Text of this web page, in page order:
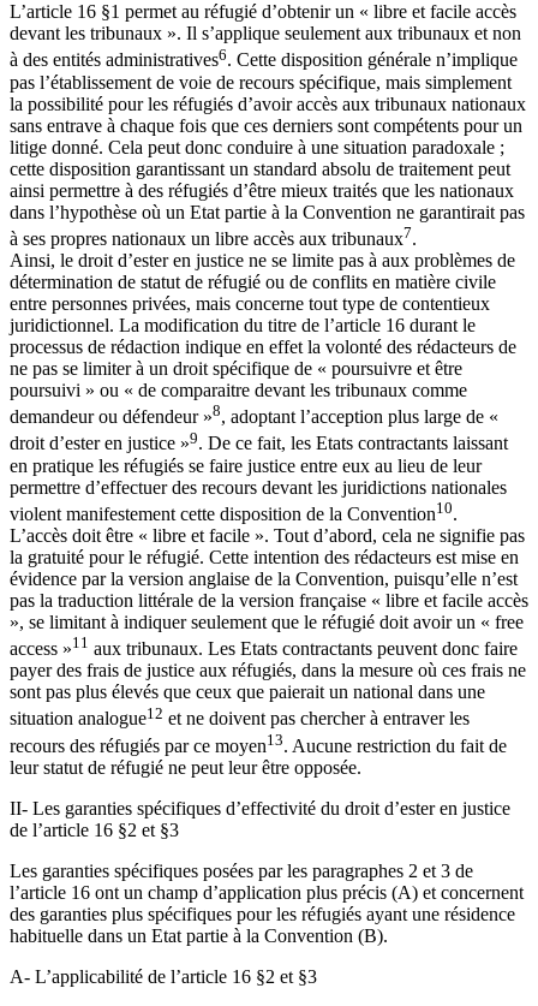
L’article 16 §1 permet au réfugié d’obtenir un « libre et facile accès
devant les tribunaux ». Il s’applique seulement aux tribunaux et non
à des entités administratives6. Cette disposition générale n’implique
pas l’établissement de voie de recours spécifique, mais simplement
la possibilité pour les réfugiés d’avoir accès aux tribunaux nationaux
sans entrave à chaque fois que ces derniers sont compétents pour un
litige donné. Cela peut donc conduire à une situation paradoxale ;
cette disposition garantissant un standard absolu de traitement peut
ainsi permettre à des réfugiés d’être mieux traités que les nationaux
dans l’hypothèse où un Etat partie à la Convention ne garantirait pas
à ses propres nationaux un libre accès aux tribunaux7.
Ainsi, le droit d’ester en justice ne se limite pas à aux problèmes de
détermination de statut de réfugié ou de conflits en matière civile
entre personnes privées, mais concerne tout type de contentieux
juridictionnel. La modification du titre de l’article 16 durant le
processus de rédaction indique en effet la volonté des rédacteurs de
ne pas se limiter à un droit spécifique de « poursuivre et être
poursuivi » ou « de comparaitre devant les tribunaux comme
demandeur ou défendeur »8, adoptant l’acception plus large de «
droit d’ester en justice »9. De ce fait, les Etats contractants laissant
en pratique les réfugiés se faire justice entre eux au lieu de leur
permettre d’effectuer des recours devant les juridictions nationales
violent manifestement cette disposition de la Convention10.
L’accès doit être « libre et facile ». Tout d’abord, cela ne signifie pas
la gratuité pour le réfugié. Cette intention des rédacteurs est mise en
évidence par la version anglaise de la Convention, puisqu’elle n’est
pas la traduction littérale de la version française « libre et facile accès
», se limitant à indiquer seulement que le réfugié doit avoir un « free
access »11 aux tribunaux. Les Etats contractants peuvent donc faire
payer des frais de justice aux réfugiés, dans la mesure où ces frais ne
sont pas plus élevés que ceux que paierait un national dans une
situation analogue12 et ne doivent pas chercher à entraver les
recours des réfugiés par ce moyen13. Aucune restriction du fait de
leur statut de réfugié ne peut leur être opposée.
II- Les garanties spécifiques d’effectivité du droit d’ester en justice
de l’article 16 §2 et §3
Les garanties spécifiques posées par les paragraphes 2 et 3 de
l’article 16 ont un champ d’application plus précis (A) et concernent
des garanties plus spécifiques pour les réfugiés ayant une résidence
habituelle dans un Etat partie à la Convention (B).
A- L’applicabilité de l’article 16 §2 et §3